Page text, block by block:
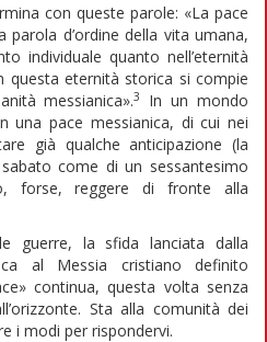
con queste parole: «La pace
parola d’ordine della vita umana,
individuale quanto nell’eternità
questa eternità storica si compie
messianica».3
In un mondo
una pace messianica, di cui nei
già qualche anticipazione (la
come di un sessantesimo
forse, reggere di fronte alla
guerre, la sfida lanciata dalla
al Messia cristiano definito
continua, questa volta senza
Sta alla comunità dei
i modi per rispondervi.